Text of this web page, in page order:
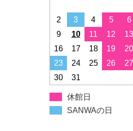
2
3 4 5 6
9
10 11 12 13
16
17 18 19 20
23
24 25 26 27
30
31
休館日
SANWAの日